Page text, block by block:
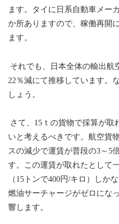
ます。タイに日系自動車メー
か所ありますので、稼働再開
ます。
それでも、日本全体の輸出航
22 ％減にて推移しています。
しょう。
さて、 15 ｔの貨物で採算が取
いと考えるべきです。航空貨
スの減少で運賃が普段の3～ 5
す。この運賃が取れたとして
（15 トンで400円/キロ）しか
燃油サーチャージがゼロにな
響します。